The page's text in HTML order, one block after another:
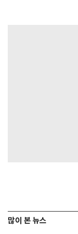
많이 본 뉴스